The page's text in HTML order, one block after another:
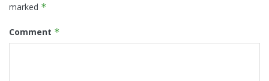
marked *
Comment *